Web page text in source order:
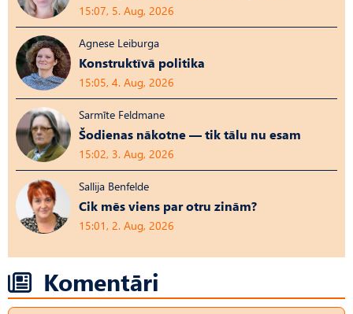
15:07, 5. Aug, 2026
Agnese Leiburga
Konstruktīvā politika
15:05, 4. Aug, 2026
Sarmīte Feldmane
Šodienas nākotne — tik tālu nu esam
15:02, 3. Aug, 2026
Sallija Benfelde
Cik mēs viens par otru zinām?
15:01, 2. Aug, 2026
Komentāri